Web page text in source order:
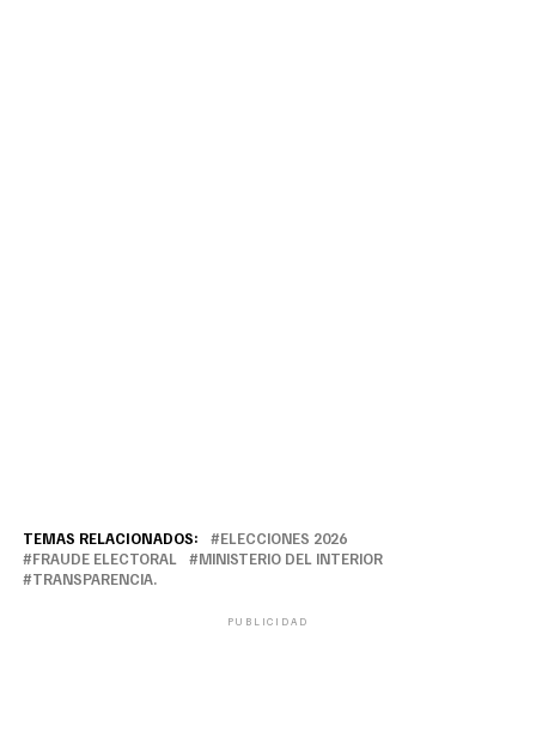
TEMAS RELACIONADOS:
ELECCIONES 2026
FRAUDE ELECTORAL
MINISTERIO DEL INTERIOR
TRANSPARENCIA.
PUBLICIDAD